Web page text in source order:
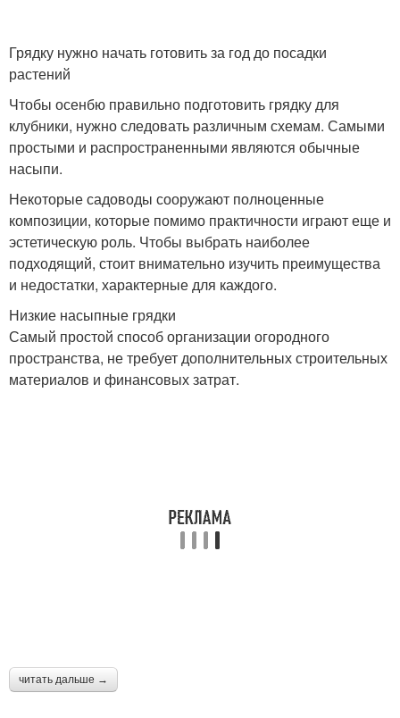
Грядку нужно начать готовить за год до посадки
растений
Чтобы осенбю правильно подготовить грядку для
клубники, нужно следовать различным схемам. Самыми
простыми и распространенными являются обычные
насыпи.
Некоторые садоводы сооружают полноценные
композиции, которые помимо практичности играют еще и
эстетическую роль. Чтобы выбрать наиболее
подходящий, стоит внимательно изучить преимущества
и недостатки, характерные для каждого.
Низкие насыпные грядки
Самый простой способ организации огородного
пространства, не требует дополнительных строительных
материалов и финансовых затрат.
читать дальше →